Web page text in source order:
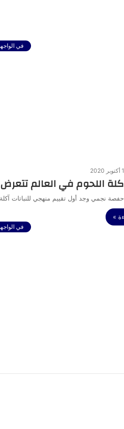
في
1 أكتوبر 2020
آكلة اللحوم في العالم
»
في